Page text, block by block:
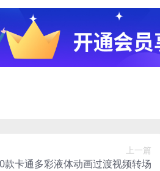
上一篇
款卡通多彩液体动画过渡视频转场